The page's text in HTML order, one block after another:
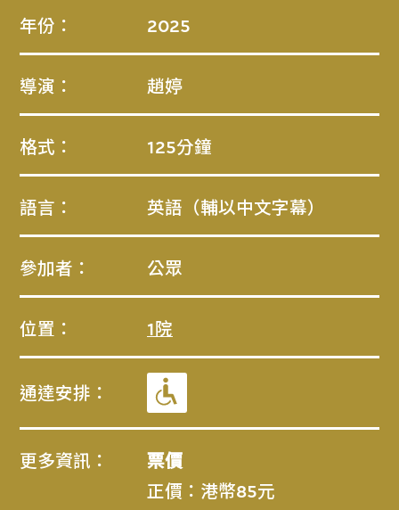
年份： 2025
導演： 趙婷
格式： 125分鐘
語言： 英語（輔以中文字幕）
參加者： 公眾
位置： 1院
通達安排：
更多資訊： 票價
正價：港幣85元